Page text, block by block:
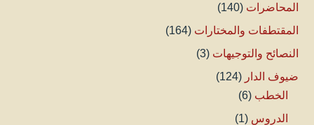
المحاضرات (140)
المقتطفات والمختارات (164)
النصائح والتوجيهات (3)
ضيوف الدار (124)
الخطب (6)
الدروس (1)